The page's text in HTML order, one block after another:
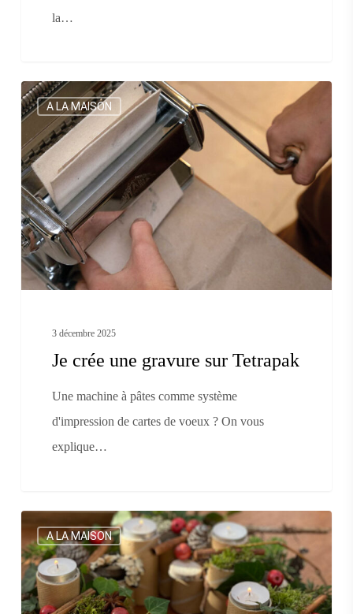
la…
Je
crée
une
gravure
sur
Tetrapak
A LA MAISON
3 décembre 2025
Je crée une gravure sur Tetrapak
Une machine à pâtes comme système
d'impression de cartes de voeux ? On vous
explique…
crée
une
couronne
A LA MAISON